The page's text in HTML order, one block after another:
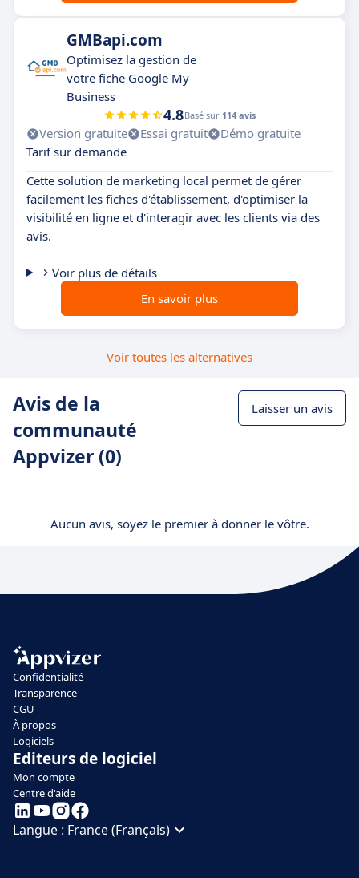
GMBapi.com
Optimisez la gestion de
votre fiche Google My
Business
4.8Basé sur 114 avis
Version gratuite Essai gratuit
Démo gratuite
Tarif sur demande
Cette solution de marketing local permet de gérer
facilement les fiches d'établissement, d'optimiser la
visibilité en ligne et d'interagir avec les clients via des
avis.
Voir plus de détails
En savoir plus
Voir toutes les alternatives
Avis de la
communauté
Appvizer (0)
Laisser un avis
Aucun avis, soyez le premier à donner le vôtre.
Confidentialité
Transparence
CGU
À propos
Logiciels
Editeurs de logiciel
Mon compte
Centre d'aide
Langue : France (Français)